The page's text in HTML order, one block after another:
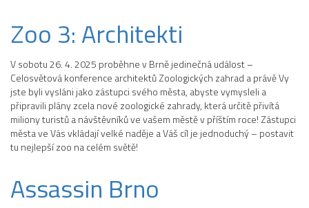
Zoo 3: Architekti
V sobotu 26. 4. 2025 proběhne v Brně jedinečná událost –
Celosvětová konference architektů Zoologických zahrad a právě Vy
jste byli vysláni jako zástupci svého města, abyste vymysleli a
připravili plány zcela nové zoologické zahrady, která určitě přivítá
miliony turistů a návštěvníků ve vašem městě v příštím roce! Zástupci
města ve Vás vkládají velké naděje a Váš cíl je jednoduchý – postavit
tu nejlepší zoo na celém světě!
Assassin Brno